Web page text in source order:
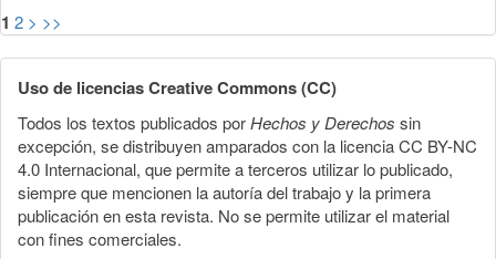
1 2 > >>
Uso de licencias Creative Commons (CC)
Todos los textos publicados porHechos y Derechos sin
excepción, se distribuyen amparados con la licencia CC BY-NC
4.0 Internacional, que permite a terceros utilizar lo publicado,
siempre que mencionen la autoría del trabajo y la primera
publicación en esta revista. No se permite utilizar el material
con fines comerciales.